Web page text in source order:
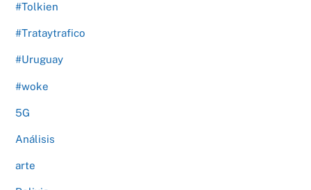
#Tolkien
#Trataytrafico
#Uruguay
#woke
5G
Análisis
arte